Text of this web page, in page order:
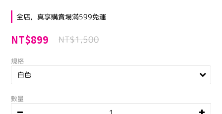
全店，真享購賣場滿599免運
NT$899 NT$1,500
規格
數量